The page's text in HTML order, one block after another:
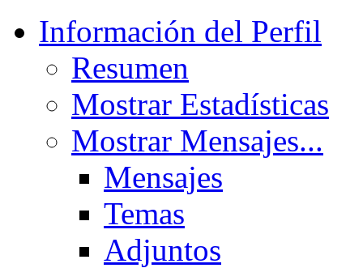
Información del Perfil
Resumen
Mostrar Estadísticas
Mostrar Mensajes...
Mensajes
Temas
Adjuntos